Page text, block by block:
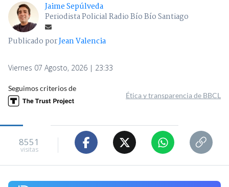
Jaime Sepúlveda
Periodista Policial Radio Bío Bío Santiago
Publicado porJean Valencia
Viernes 07 Agosto, 2026 | 23:33
Seguimos criterios de
Ética y transparencia de BBCL
8551
visitas